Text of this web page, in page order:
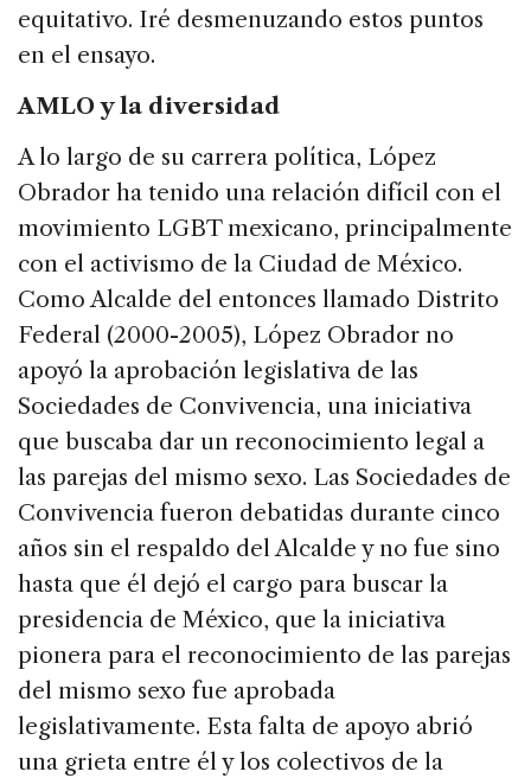
equitativo. Iré desmenuzando estos puntos
en el ensayo.
AMLO y la diversidad
A lo largo de su carrera política, López
Obrador ha tenido una relación difícil con el
movimiento LGBT mexicano, principalmente
con el activismo de la Ciudad de México.
Como Alcalde del entonces llamado Distrito
Federal (2000-2005), López Obrador no
apoyó la aprobación legislativa de las
Sociedades de Convivencia, una iniciativa
que buscaba dar un reconocimiento legal a
las parejas del mismo sexo. Las Sociedades de
Convivencia fueron debatidas durante cinco
años sin el respaldo del Alcalde y no fue sino
hasta que él dejó el cargo para buscar la
presidencia de México, que la iniciativa
pionera para el reconocimiento de las parejas
del mismo sexo fue aprobada
legislativamente. Esta falta de apoyo abrió
una grieta entre él y los colectivos de la